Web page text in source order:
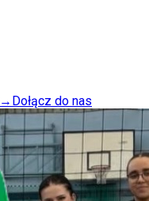
→ Dołącz do nas